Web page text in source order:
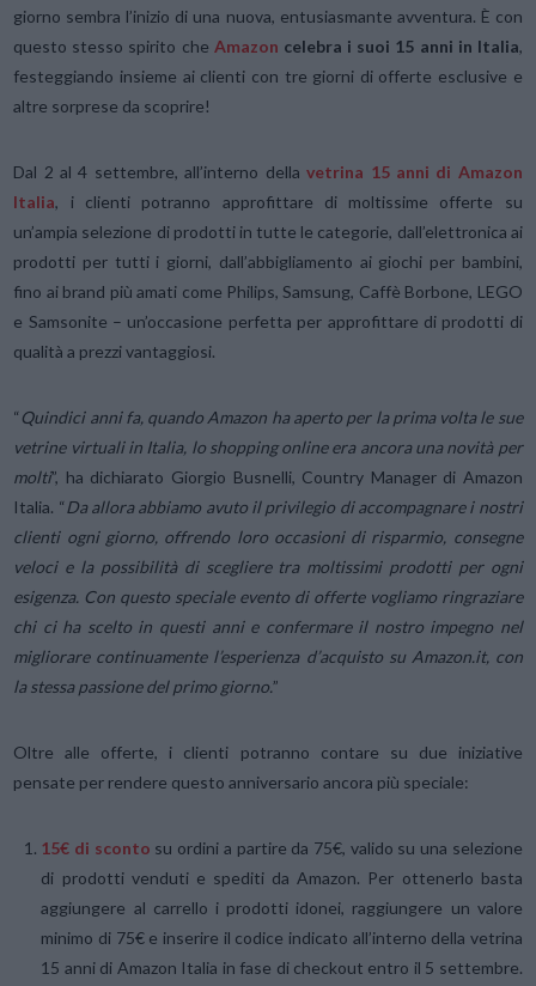
giorno sembra l’inizio di una nuova, entusiasmante avventura. È con
questo stesso spirito che Amazon celebra i suoi 15 anni in Italia,
festeggiando insieme ai clienti con tre giorni di offerte esclusive e
altre sorprese da scoprire!
Dal 2 al 4 settembre, all’interno dellavetrina 15 anni di Amazon
Italia, i clienti potranno approfittare di moltissime offerte su
un’ampia selezione di prodotti in tutte le categorie, dall’elettronica ai
prodotti per tutti i giorni, dall’abbigliamento ai giochi per bambini,
fino ai brand più amati come Philips, Samsung, Caffè Borbone, LEGO
e Samsonite – un’occasione perfetta per approfittare di prodotti di
qualità a prezzi vantaggiosi.
“ Quindici anni fa, quando Amazon ha aperto per la prima volta le sue
vetrine virtuali in Italia, lo shopping online era ancora una novità per
molti”, ha dichiarato Giorgio Busnelli, Country Manager di Amazon
Italia. “Da allora abbiamo avuto il privilegio di accompagnare i nostri
clienti ogni giorno, offrendo loro occasioni di risparmio, consegne
veloci e la possibilità di scegliere tra moltissimi prodotti per ogni
esigenza. Con questo speciale evento di offerte vogliamo ringraziare
chi ci ha scelto in questi anni e confermare il nostro impegno nel
migliorare continuamente l’esperienza d’acquisto su Amazon.it, con
la stessa passione del primo giorno.”
Oltre alle offerte, i clienti potranno contare su due iniziative
pensate per rendere questo anniversario ancora più speciale:
15€ di sconto su ordini a partire da 75€, valido su una selezione
di prodotti venduti e spediti da Amazon. Per ottenerlo basta
aggiungere al carrello i prodotti idonei, raggiungere un valore
minimo di 75€ e inserire il codice indicato all’interno della vetrina
15 anni di Amazon Italia in fase di checkout entro il 5 settembre.